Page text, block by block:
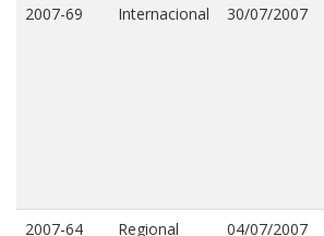
2007-69 Internacional 30/07/2007
2007-64 Regional 04/07/2007